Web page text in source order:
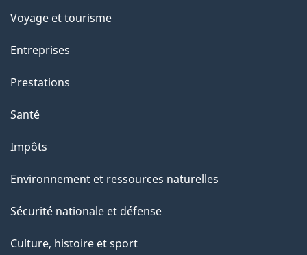
t
t
p
a
e
Voyage et tourisme
Entreprises
Prestations
Santé
Impôts
Environnement et ressources naturelles
Sécurité nationale et défense
Culture, histoire et sport